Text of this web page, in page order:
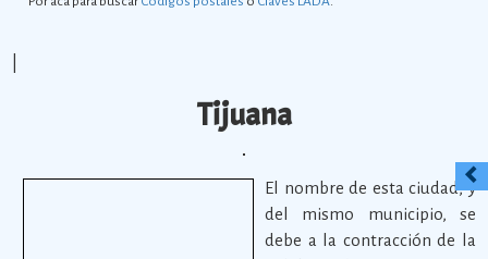
Tijuana
El nombre de esta ciudad, y
del mismo municipio, se
debe a la contracción de la